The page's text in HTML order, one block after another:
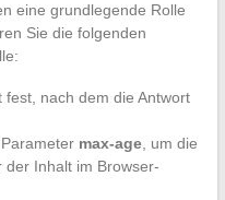
eine grundlegende Rolle
Sie die folgenden
nach dem die Antwort
max-age, um die
Inhalt im Browser-